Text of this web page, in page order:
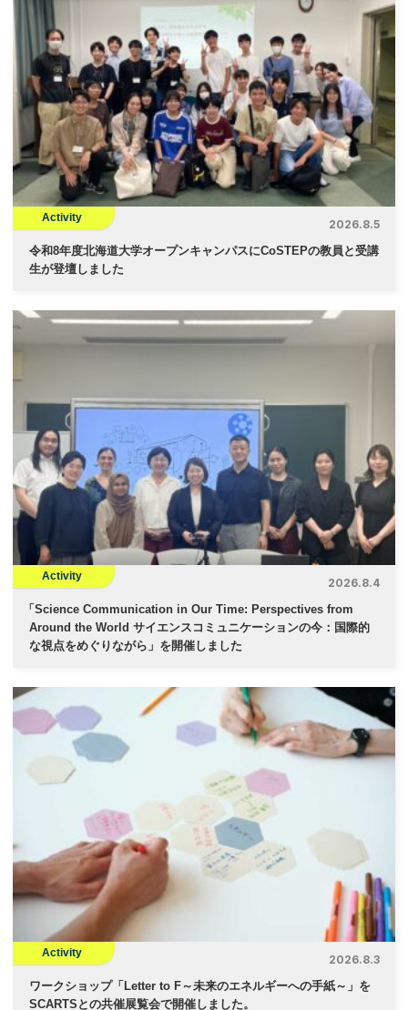
Activity
2026.8.5
令和8年度北海道大学オープンキャンパスにCoSTEPの教員と受講
生が登壇しました
Activity
2026.8.4
「 Science Communication in Our Time: Perspectives from
Around the World サイエンスコミュニケーションの今：国際的
な視点をめぐりながら」を開催しました
Activity
2026.8.3
ワークショップ「Letter to F～未来のエネルギーへの手紙～」を
SCARTSとの共催展覧会で開催しました。